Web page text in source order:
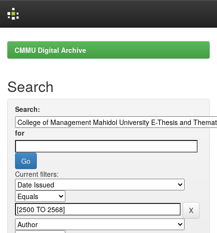
navigationCMMU Digital Archive
Search
Search:
for
Current filters: